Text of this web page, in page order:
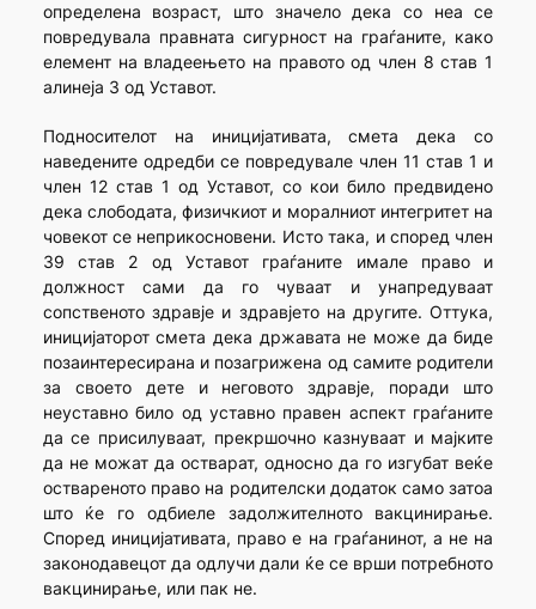
определена возраст, што значело дека со неа се
повредувала правната сигурност на граѓаните, како
елемент на владеењето на правото од член 8 став 1
алинеја 3 од Уставот.
Подносителот на иницијативата, смета дека со
наведените одредби се повредувале член 11 став 1 и
член 12 став 1 од Уставот, со кои било предвидено
дека слободата, физичкиот и моралниот интегритет на
човекот се неприкосновени. Исто така, и според член
39 став 2 од Уставот граѓаните имале право и
должност сами да го чуваат и унапредуваат
сопственото здравје и здравјето на другите. Оттука,
иницијаторот смета дека државата не може да биде
позаинтересирана и позагрижена од самите родители
за своето дете и неговото здравје, поради што
неуставно било од уставно правен аспект граѓаните
да се присилуваат, прекршочно казнуваат и мајките
да не можат да остварат, односно да го изгубат веќе
оствареното право на родителски додаток само затоа
што ќе го одбиеле задолжителното вакцинирање.
Според иницијативата, право е на граѓанинот, а не на
законодавецот да одлучи дали ќе се врши потребното
вакцинирање, или пак не.